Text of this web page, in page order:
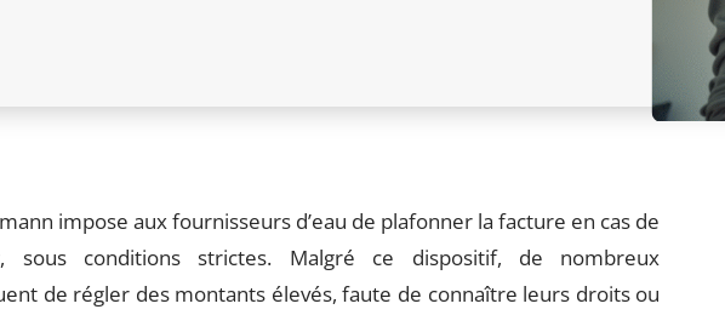
impose aux fournisseurs d’eau de plafonner la facture en cas de
sous conditions strictes. Malgré ce dispositif, de nombreux
de régler des montants élevés, faute de connaître leurs droits ou